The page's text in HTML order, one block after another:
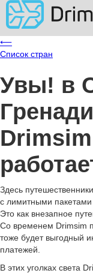
⟵
Список стран
Увы! в
Здесь
с лимитными пакетами
Это как внезапное
Со временем Drimsim
тоже будет выгодный
платежей.
В этих уголках света